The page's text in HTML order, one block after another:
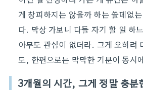
게 창피하지는 않을까 하는 쓸데없
다. 막상 가보니 다들 자기 할 일 하
아무도 관심이 없더라. 그게 오히려
도, 한편으로는 막막한 기분이 동시
3개월의 시간, 그게 정말 충분